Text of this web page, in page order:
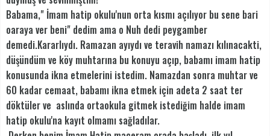
Babama," İmam hatip okulu'nun orta kısmı açılıyor bu sene bari
oaraya ver beni" dedim ama o Nuh dedi peygamber
demedi.Kararlıydı. Ramazan ayıydı ve teravih namazı kılınacakti,
düşündüm ve köy muhtarına bu konuyu açıp, babamı imam hatip
konusunda ikna etmelerini istedim. Namazdan sonra muhtar ve
60 kadar cemaat, babamı ikna etmek için adeta 2 saat ter
döktüler ve aslında ortaokula gitmek istediğim halde imam
hatip okulu'na kayıt olmamı sağladılar.